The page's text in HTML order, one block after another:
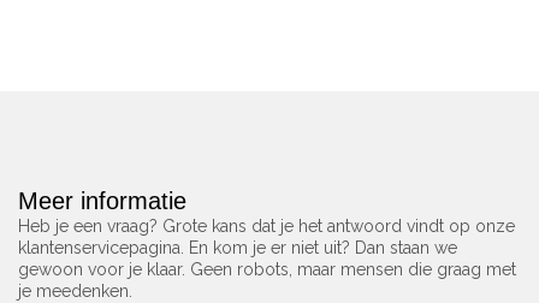
Meer informatie
Heb je een vraag? Grote kans dat je het antwoord vindt op onze
klantenservicepagina. En kom je er niet uit? Dan staan we
gewoon voor je klaar. Geen robots, maar mensen die graag met
je meedenken.